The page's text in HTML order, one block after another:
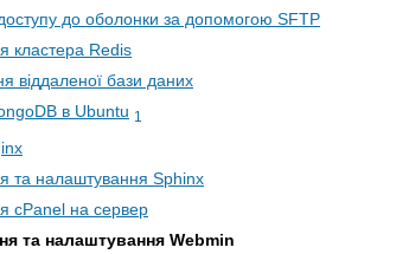
до оболонки за допомогою SFTP
кластера Redis
віддаленої бази даних
в Ubuntu 1
та налаштування Sphinx
cPanel на сервер
та налаштування Webmin